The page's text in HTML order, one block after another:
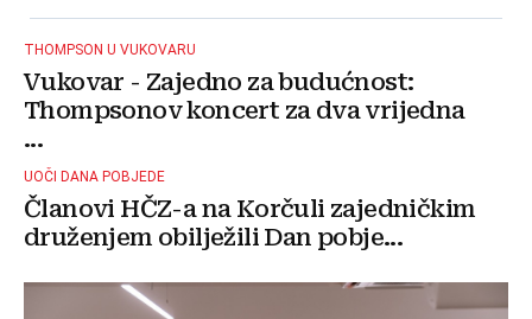
THOMPSON U VUKOVARU
Vukovar - Zajedno za budućnost:
Thompsonov koncert za dva vrijedna
...
UOČI DANA POBJEDE
Članovi HČZ-a na Korčuli zajedničkim
druženjem obilježili Dan pobje...